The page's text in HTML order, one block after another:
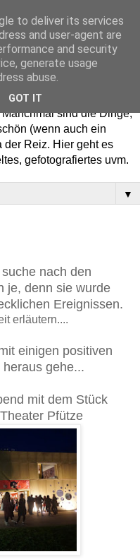
Einfach und schön -
sind die Dinge,
(wenn auch ein
der Reiz. Hier geht es
gefotografiertes uvm.
▼
nach den
je, denn sie wurde
Ereignissen.
erläutern....
einigen positiven
gehe...
mit dem Stück
Pfütze
to deliver its services
and user-agent are
and security
generate usage
abuse.
GOT IT